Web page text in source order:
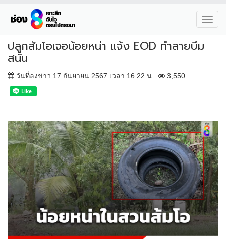
ปลูกส้มโอเจอน้อยหน่า แจ้ง EOD ทำลายบึม
สนั่น
วันที่ลงข่าว 17 กันยายน 2567 เวลา 16:22 น. 3,550